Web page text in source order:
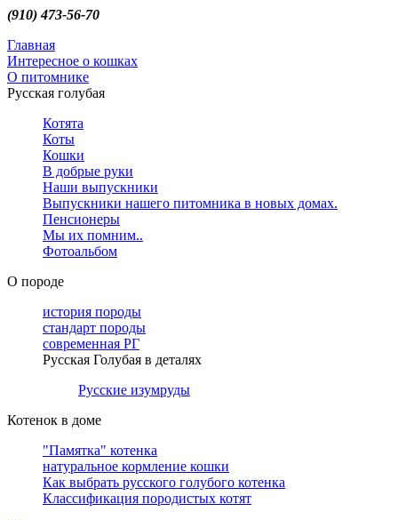
(910) 473-56-70
Главная
Интересное о кошках
О питомнике
Русская голубая
Котята
Коты
Кошки
В добрые руки
Наши выпускники
Выпускники нашего питомника в новых домах.
Пенсионеры
Мы их помним..
Фотоальбом
О породе
история породы
стандарт породы
современная РГ
Русская Голубая в деталях
Русские изумруды
Котенок в доме
"Памятка" котенка
натуральное кормление кошки
Как выбрать русского голубого котенка
Классификация породистых котят